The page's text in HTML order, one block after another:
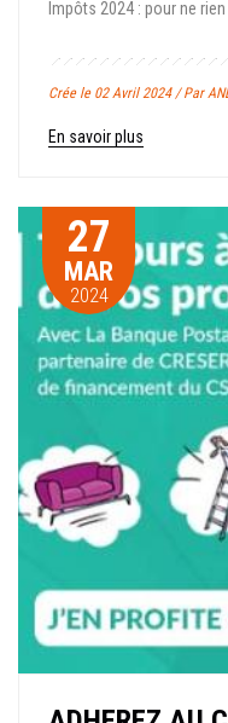
Impôts 2024 : pour ne
Crée le 02 Avril 2024 / Par
En savoir plus
27
MAR
2024